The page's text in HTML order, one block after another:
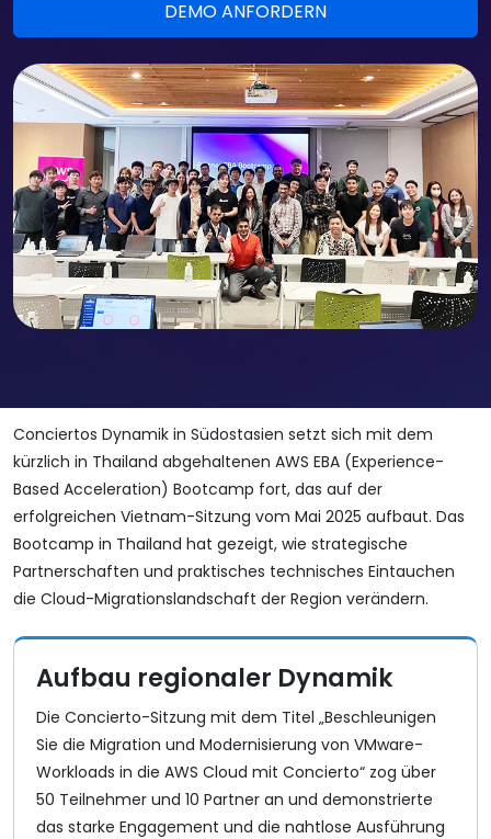
Conciertos Dynamik in Südostasien setzt sich mit dem
kürzlich in Thailand abgehaltenen AWS EBA (Experience-
Based Acceleration) Bootcamp fort, das auf der
erfolgreichen Vietnam-Sitzung vom Mai 2025 aufbaut. Das
Bootcamp in Thailand hat gezeigt, wie strategische
Partnerschaften und praktisches technisches Eintauchen
die Cloud-Migrationslandschaft der Region verändern.
Aufbau regionaler Dynamik
Die Concierto-Sitzung mit dem Titel „Beschleunigen
Sie die Migration und Modernisierung von VMware-
Workloads in die AWS Cloud mit Concierto“ zog über
50 Teilnehmer und 10 Partner an und demonstrierte
das starke Engagement und die nahtlose Ausführung